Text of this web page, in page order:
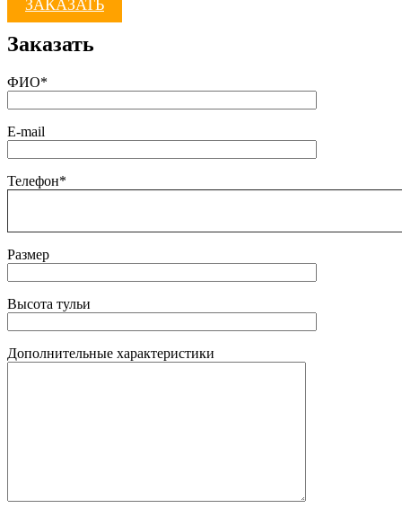
ЗАКАЗАТЬ
Заказать
ФИО*
E-mail
Телефон*
Размер
Высота тульи
Дополнительные характеристики